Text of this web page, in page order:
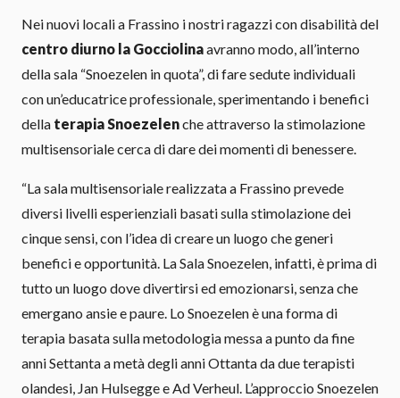
Nei nuovi locali a Frassino i nostri ragazzi con disabilità del
centro diurno la Gocciolinaavranno modo, all’interno
della sala “Snoezelen in quota”, di fare sedute individuali
con un’educatrice professionale, sperimentando i benefici
della terapia Snoezelenche attraverso la stimolazione
multisensoriale cerca di dare dei momenti di benessere.
“La sala multisensoriale realizzata a Frassino prevede
diversi livelli esperienziali basati sulla stimolazione dei
cinque sensi, con l’idea di creare un luogo che generi
benefici e opportunità. La Sala Snoezelen, infatti, è prima di
tutto un luogo dove divertirsi ed emozionarsi, senza che
emergano ansie e paure. Lo Snoezelen è una forma di
terapia basata sulla metodologia messa a punto da fine
anni Settanta a metà degli anni Ottanta da due terapisti
olandesi, Jan Hulsegge e Ad Verheul. L’approccio Snoezelen